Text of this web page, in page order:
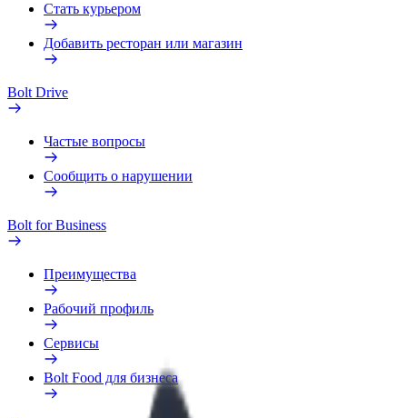
Стать курьером
Добавить ресторан или магазин
Bolt Drive
Частые вопросы
Сообщить о нарушении
Bolt for Business
Преимущества
Рабочий профиль
Сервисы
Bolt Food для бизнеса